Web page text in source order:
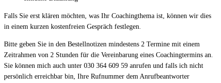
Falls Sie erst klären möchten, was Ihr Coachingthema ist, können wir dies
in einem kurzen kostenfreien Gespräch festlegen.
Bitte geben Sie in den Bestellnotizen mindestens 2 Termine mit einem
Zeitrahmen von 2 Stunden für die Vereinbarung eines Coachingtermins an.
Sie können mich auch unter 030 364 609 59 anrufen und falls ich nicht
persönlich erreichbar bin, Ihre Rufnummer dem Anrufbeantworter